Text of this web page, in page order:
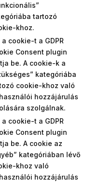
tartozó
khoz.
a cookie-t a GDPR
Consent plugin
be. A cookie-k a
kategóriába
cookie-khoz való
hozzájárulás
szolgálnak.
a cookie-t a GDPR
Consent plugin
be. A cookie az
kategóriában lévő
khoz való
hozzájárulás